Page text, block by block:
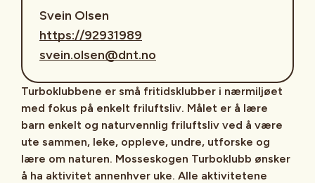
Svein Olsen
https://92931989
svein.olsen@dnt.no
Turboklubbene er små fritidsklubber i nærmiljøet
med fokus på enkelt friluftsliv. Målet er å lære
barn enkelt og naturvennlig friluftsliv ved å være
ute sammen, leke, oppleve, undre, utforske og
lære om naturen. Mosseskogen Turboklubb ønsker
å ha aktivitet annenhver uke. Alle aktivitetene